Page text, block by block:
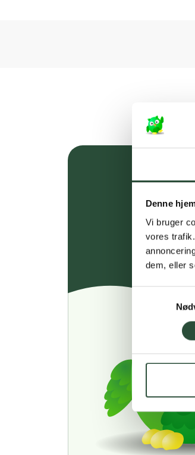
Denne
Vi bruger
vores
dem, eller